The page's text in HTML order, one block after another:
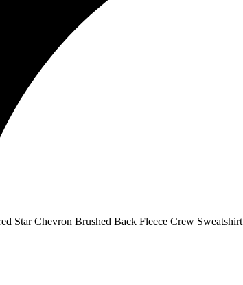
Star Chevron Brushed Back Fleece Crew Sweatshirt